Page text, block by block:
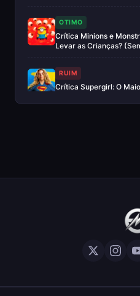
OTIMO
Crítica Minions e
Levar as Crianças?
RUIM
Crítica Supergirl: O
Crítica O Mandaloriano
Perfeita de Star Wars?
RUIM